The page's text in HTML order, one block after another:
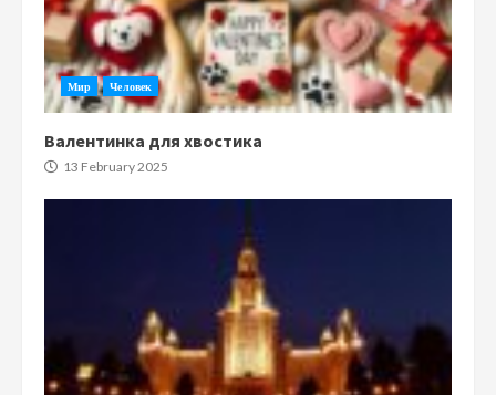
Мир Человек
Валентинка для хвостика
13 February 2025